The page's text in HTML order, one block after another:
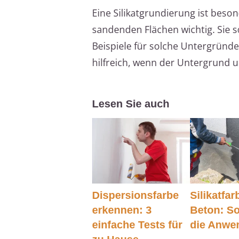
Eine Silikatgrundierung ist
sandenden Flächen wichtig.
Beispiele für solche
hilfreich, wenn der Untergrund
Lesen Sie auch
Dispersionsfarbe
erkennen: 3
einfache Tests für
Beton:
die